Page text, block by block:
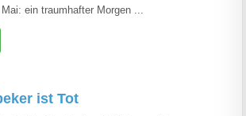
ein traumhafter Morgen ...
ist Tot